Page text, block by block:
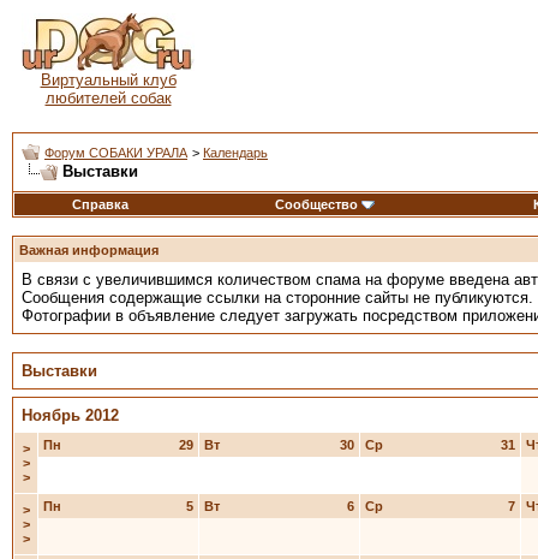
Виртуальный клуб
любителей собак
Форум СОБАКИ УРАЛА > Календарь
Выставки
Справка Сообщество
Важная информация
В связи с увеличившимся количеством спама на форуме введена
Сообщения содержащие ссылки на сторонние сайты не публикуются.
Фотографии в объявление следует загружать посредством
Выставки
Ноябрь 2012
>
>
>
29
Пн 30
Вт 31
Ср
>
>
>
5
Пн 6
Вт 7
Ср